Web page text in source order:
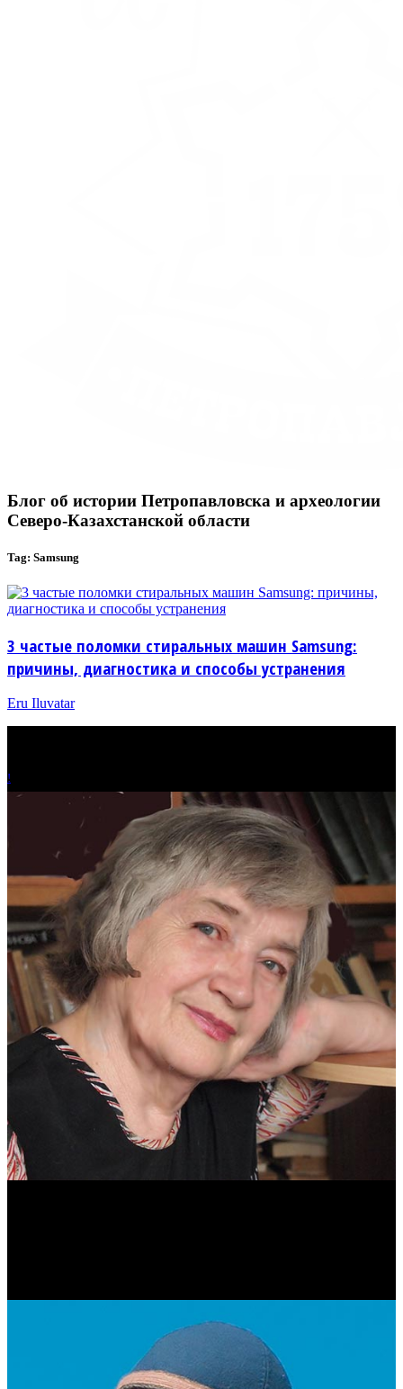
Блог об истории Петропавловска и археологии
Северо-Казахстанской области
Tag: Samsung
3 частые поломки стиральных машин Samsung:
причины, диагностика и способы устранения
Eru Iluvatar
!